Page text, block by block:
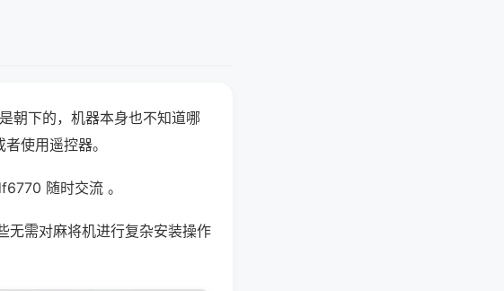
朝下的，机器本身也不知道哪
使用遥控器。
随时交流 。
无需对麻将机进行复杂安装操作